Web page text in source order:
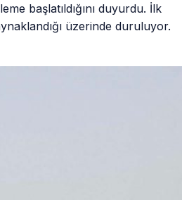
başlatıldığını duyurdu. İlk
üzerinde duruluyor.